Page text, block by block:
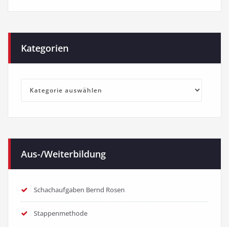
Kategorien
Kategorien
Aus-/Weiterbildung
Schachaufgaben Bernd Rosen
Stappenmethode